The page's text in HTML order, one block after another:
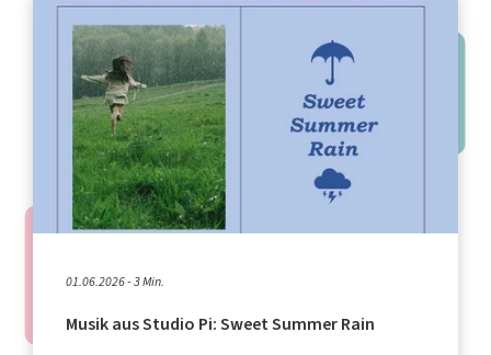
01.06.2026 - 3 Min.
Musik aus Studio Pi: Sweet Summer Rain